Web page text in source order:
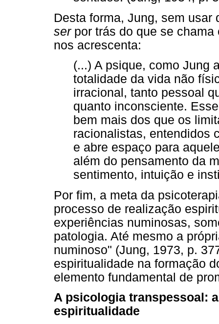
Desta forma, Jung, sem usar
serpor trás do que se chama
nos acrescenta:
(...) A psique, como Jung
totalidade da vida não
irracional, tanto pessoal
quanto inconsciente.
bem mais dos que os
racionalistas, entendidos
e abre espaço para
além do pensamento da
sentimento, intuição e
Por fim, a meta da
processo de realização
experiências numinosas,
patologia. Até mesmo a
numinoso" (Jung, 1973, p.
espiritualidade na formação
elemento fundamental de
A psicologia transpessoal:
espiritualidade